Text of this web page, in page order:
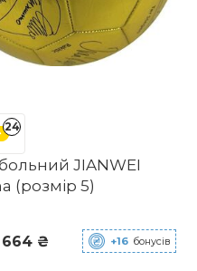
24
JIANWEI
(розмір 5)
664 ₴ +16 бонусів